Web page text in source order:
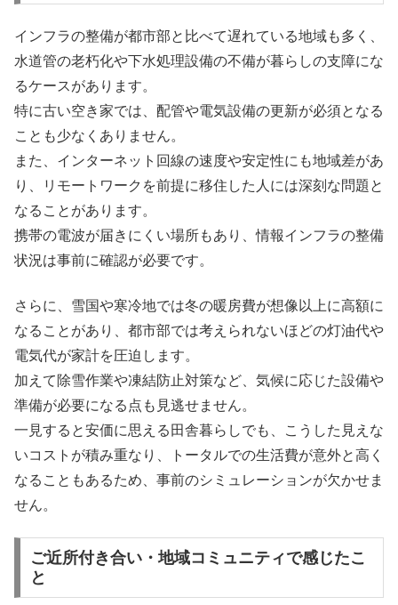
インフラの整備が都市部と比べて遅れている地域も多く、
水道管の老朽化や下水処理設備の不備が暮らしの支障にな
るケースがあります。
特に古い空き家では、配管や電気設備の更新が必須となる
ことも少なくありません。
また、インターネット回線の速度や安定性にも地域差があ
り、リモートワークを前提に移住した人には深刻な問題と
なることがあります。
携帯の電波が届きにくい場所もあり、情報インフラの整備
状況は事前に確認が必要です。
さらに、雪国や寒冷地では冬の暖房費が想像以上に高額に
なることがあり、都市部では考えられないほどの灯油代や
電気代が家計を圧迫します。
加えて除雪作業や凍結防止対策など、気候に応じた設備や
準備が必要になる点も見逃せません。
一見すると安価に思える田舎暮らしでも、こうした見えな
いコストが積み重なり、トータルでの生活費が意外と高く
なることもあるため、事前のシミュレーションが欠かせま
せん。
ご近所付き合い・地域コミュニティで感じたこ
と